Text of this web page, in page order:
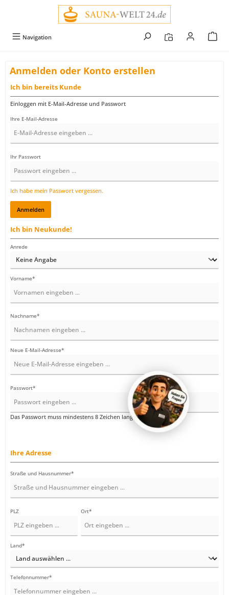
Navigation
Anmelden oder Konto erstellen
Ich bin bereits Kunde
Einloggen mit E-Mail-Adresse und Passwort
Ihre E-Mail-Adresse
Ihr Passwort
Ich habe mein Passwort vergessen.
Anmelden
Ich bin Neukunde!
Persönliche Informationen
Anrede
Vorname*
Nachname*
Neue E-Mail-Adresse*
Passwort*
Das Passwort muss mindestens 8 Zeichen lang sein.
Ihre Adresse
Straße und Hausnummer*
PLZ Ort*
Land*
Telefonnummer*